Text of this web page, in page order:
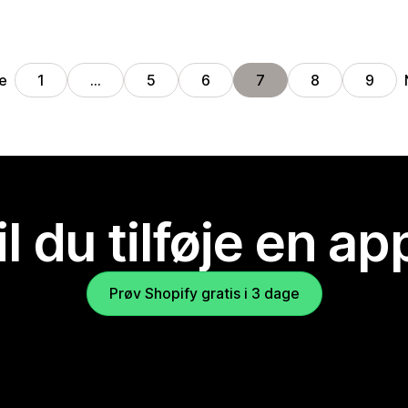
1 … 5 6 7 8 9
du tilføje en
Prøv Shopify gratis i 3 dage